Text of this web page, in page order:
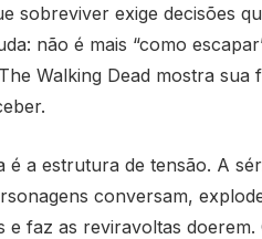
sobreviver exige decisões
não é mais “como
Walking Dead mostra
é a estrutura de tensão. A
conversam,
e faz as reviravoltas